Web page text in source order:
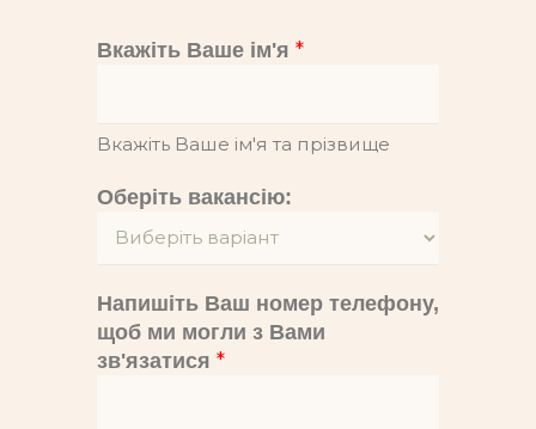
Вкажіть Ваше ім'я *
Вкажіть Ваше ім'я та прізвище
Оберіть вакансію:
Напишіть Ваш номер телефону,
щоб ми могли з Вами
зв'язатися *